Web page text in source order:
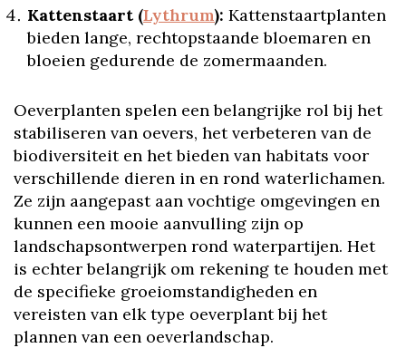
Kattenstaart (Lythrum): Kattenstaartplanten
bieden lange, rechtopstaande bloemaren en
bloeien gedurende de zomermaanden.
Oeverplanten spelen een belangrijke rol bij het
stabiliseren van oevers, het verbeteren van de
biodiversiteit en het bieden van habitats voor
verschillende dieren in en rond waterlichamen.
Ze zijn aangepast aan vochtige omgevingen en
kunnen een mooie aanvulling zijn op
landschapsontwerpen rond waterpartijen. Het
is echter belangrijk om rekening te houden met
de specifieke groeiomstandigheden en
vereisten van elk type oeverplant bij het
plannen van een oeverlandschap.